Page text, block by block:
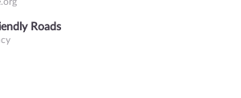
Roads